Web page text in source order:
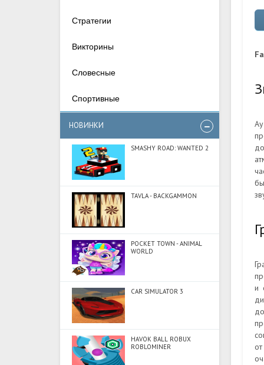
Стратегии
Викторины
Словесные
Спортивные
НОВИНКИ
SMASHY ROAD: WANTED 2
TAVLA - BACKGAMMON
POCKET TOWN - ANIMAL
WORLD
CAR SIMULATOR 3
HAVOK BALL ROBUX
ROBLOMINER
и